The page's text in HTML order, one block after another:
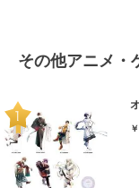
その他アニメ・
￥